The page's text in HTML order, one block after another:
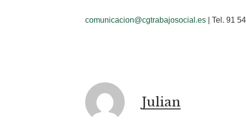
comunicacion@cgtrabajosocial.es | Tel. 91
Julian